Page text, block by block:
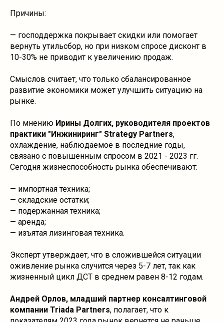
Причины:
— господдержка покрывает скидки или помогает
вернуть утильсбор, но при низком спросе дисконт в
10-30% не приводит к увеличению продаж.
Смыслов считает, что только сбалансированное
развитие экономики может улучшить ситуацию на
рынке.
По мнению Ирины Долгих, руководителя проектов
практики "Инжиниринг" Strategy Partners,
охлаждение, наблюдаемое в последние годы,
связано с повышенным спросом в 2021 - 2023 гг.
Сегодня жизнеспособность рынка обеспечивают:
— импортная техника;
— складские остатки;
— подержанная техника;
— аренда;
— изъятая лизинговая техника.
Эксперт утверждает, что в сложившейся ситуации
оживление рынка случится через 5-7 лет, так как
жизненный цикл ДСТ в среднем равен 8-12 годам.
Андрей Орлов, младший партнер консалтинговой
компании Triada Partners, полагает, что к